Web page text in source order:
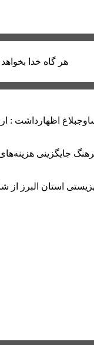
هر گاه خدا
جایگزینی